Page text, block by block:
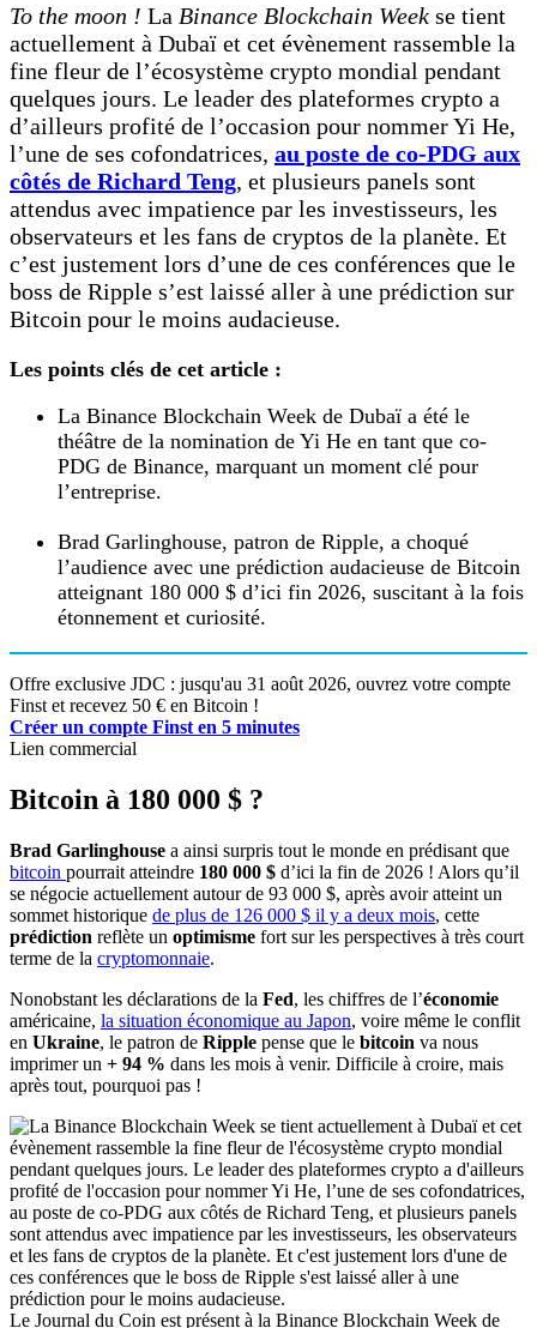
To the moon ! La Binance Blockchain Week se tient
actuellement à Dubaï et cet évènement rassemble la
fine fleur de l’écosystème crypto mondial pendant
quelques jours. Le leader des plateformes crypto a
d’ailleurs profité de l’occasion pour nommer Yi He,
l’une de ses cofondatrices, au poste de co-PDG aux
côtés de Richard Teng, et plusieurs panels sont
attendus avec impatience par les investisseurs, les
observateurs et les fans de cryptos de la planète. Et
c’est justement lors d’une de ces conférences que le
boss de Ripple s’est laissé aller à une prédiction sur
Bitcoin pour le moins audacieuse.
Les points clés de cet article :
La Binance Blockchain Week de Dubaï a été le
théâtre de la nomination de Yi He en tant que co-
PDG de Binance, marquant un moment clé pour
l’entreprise.
Brad Garlinghouse, patron de Ripple, a choqué
l’audience avec une prédiction audacieuse de Bitcoin
atteignant 180 000 $ d’ici fin 2026, suscitant à la fois
étonnement et curiosité.
Offre exclusive JDC : jusqu'au 31 août 2026, ouvrez votre compte
Finst et recevez 50 € en Bitcoin !
Créer un compte Finst en 5 minutes
Lien commercial
Bitcoin à 180 000 $ ?
Brad Garlinghouse a ainsi surpris tout le monde en prédisant que
bitcoin pourrait atteindre 180 000 $ d’ici la fin de 2026 ! Alors qu’il
se négocie actuellement autour de 93 000 $, après avoir atteint un
sommet historique de plus de 126 000 $ il y a deux mois, cette
prédiction reflète un optimisme fort sur les perspectives à très court
terme de la cryptomonnaie.
Nonobstant les déclarations de la Fed, les chiffres de l’économie
américaine, la situation économique au Japon, voire même le conflit
en Ukraine, le patron de Ripple pense que le bitcoin va nous
imprimer un + 94 % dans les mois à venir. Difficile à croire, mais
après tout, pourquoi pas !
Le Journal du Coin est présent à la Binance Blockchain Week de